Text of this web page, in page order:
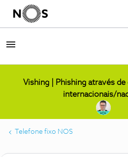
Vishing | Phishing através de
internacionais/
Telefone fixo NOS